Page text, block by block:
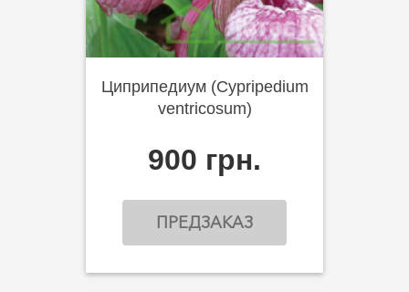
Циприпедиум (Cypripedium
ventricosum)
900 грн.
ПРЕДЗАКАЗ